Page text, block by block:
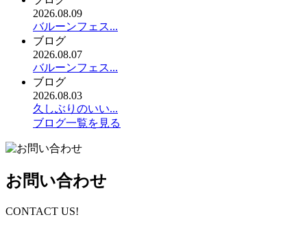
2026.08.09
バルーンフェス...
ブログ
2026.08.07
バルーンフェス...
ブログ
2026.08.03
久しぶりのいい...
ブログ一覧を見る
お問い合わせ
CONTACT US!